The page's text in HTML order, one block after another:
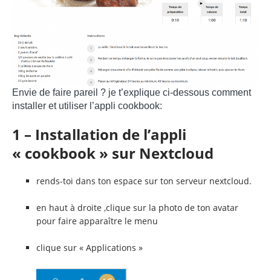
Envie de faire pareil ? je t’explique ci-dessous comment
installer et utiliser l’appli cookbook:
1 – Installation de l’appli
« cookbook » sur Nextcloud
rends-toi dans ton espace sur ton serveur nextcloud.
en haut à droite ,clique sur la photo de ton avatar
pour faire apparaître le menu
clique sur « Applications »